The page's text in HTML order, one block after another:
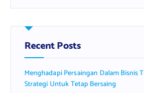
r
h
f
o
:
Recent Posts
Menghadapi Persaingan Dalam Bisnis
Strategi Untuk Tetap Bersaing